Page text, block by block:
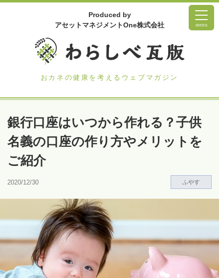
Produced by
アセットマネジメントOne株式会社
おカネの健康を考えるウェブマガジン
menu
銀行口座はいつから作れる？子供
名義の口座の作り方やメリットを
ご紹介
2020/12/30 ふやす